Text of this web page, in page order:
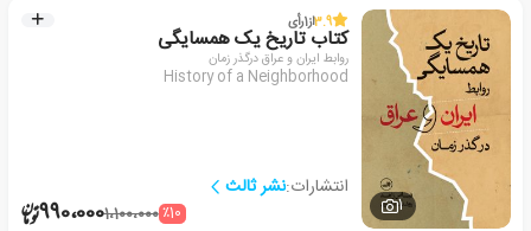
1
3.9از1رأی
کتاب تاریخ یک همسایگی
روابط ایران و عراق درگذر زمان
History of a Neighborhood
انتشارات:نشر ثالث
٪101،100،000990،000